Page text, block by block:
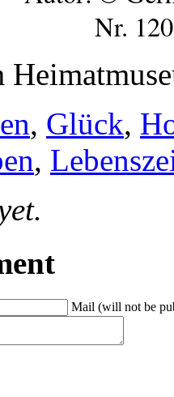
Nr.
, Glück,
,
Mail (will not be